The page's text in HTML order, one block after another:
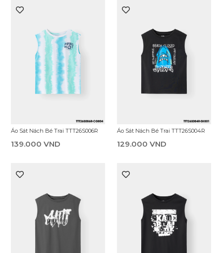
Áo Sát Nách Bé Trai TTT26S006R
139.000 VND
Áo Sát Nách Bé Trai TTT26S004R
129.000 VND